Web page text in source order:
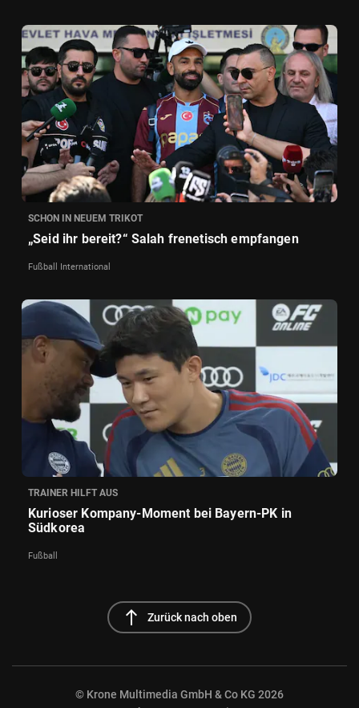
SCHON IN NEUEM TRIKOT
„Seid ihr bereit?“ Salah frenetisch empfangen
Fußball International
TRAINER HILFT AUS
Kurioser Kompany-Moment bei Bayern-PK in
Südkorea
Fußball
north Zurück nach oben
© Krone Multimedia GmbH & Co KG 2026